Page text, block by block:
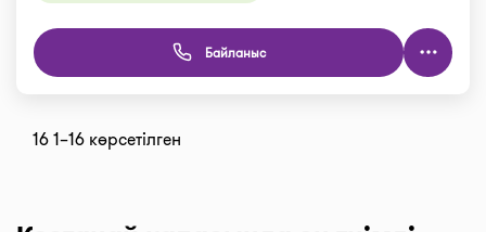
Байланыс
16 1–16 көрсетілген